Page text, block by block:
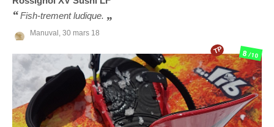
Fish-trement ludique.
Manuval, 30 mars 18
8/10
TP